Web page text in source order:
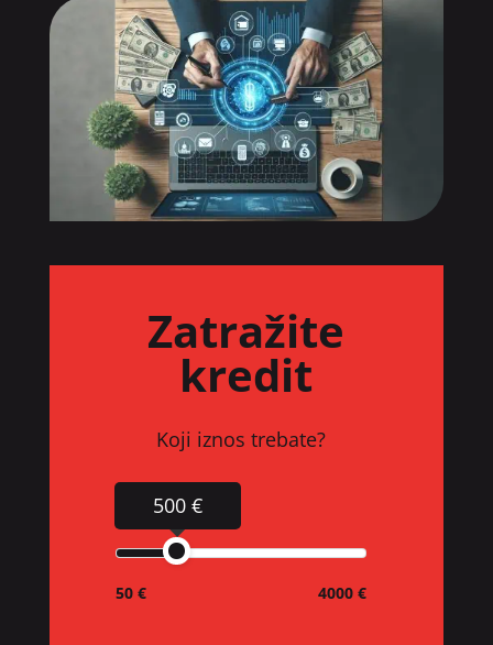
Zatražite
kredit
Koji iznos trebate?
500 €
50 € 4000 €